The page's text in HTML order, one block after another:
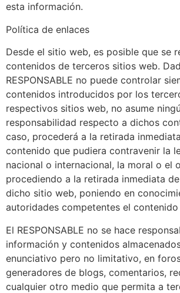
esta información.
Política de enlaces
Desde el sitio web, es posible que se
contenidos de terceros sitios web.
RESPONSABLE no puede controlar
contenidos introducidos por los
respectivos sitios web, no asume
responsabilidad respecto a dichos
caso, procederá a la retirada
contenido que pudiera contravenir la
nacional o internacional, la moral o el
procediendo a la retirada inmediata
dicho sitio web, poniendo en
autoridades competentes el contenido
El RESPONSABLE no se hace
información y contenidos
enunciativo pero no limitativo, en
generadores de blogs, comentarios,
cualquier otro medio que permita a